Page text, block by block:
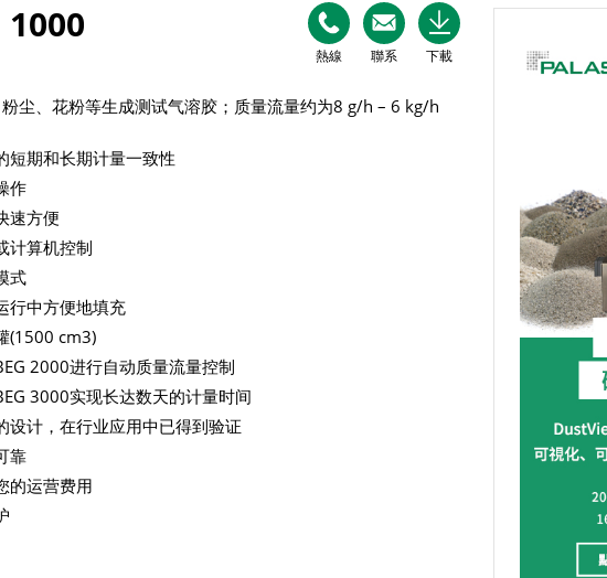
熱線 聯系 下載
1000
尘、花粉等生成测试气溶胶；质量流量约为8 g/h – 6 kg/h
短期和长期计量一致性
作
速方便
计算机控制
式
行中方便地填充
(1500 cm3)
2000进行自动质量流量控制
3000实现长达数天的计量时间
计，在行业应用中已得到验证
靠
的运营费用